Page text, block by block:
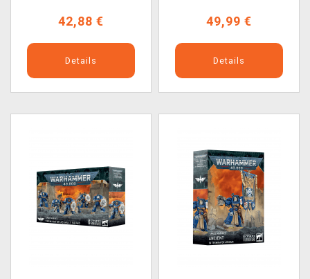
42,88 €
Details
49,99 €
Details